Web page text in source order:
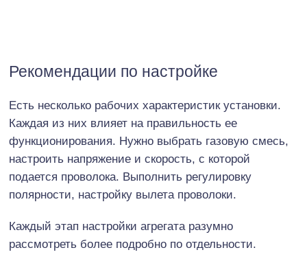
Рекомендации по настройке
Есть несколько рабочих характеристик установки.
Каждая из них влияет на правильность ее
функционирования. Нужно выбрать газовую смесь,
настроить напряжение и скорость, с которой
подается проволока. Выполнить регулировку
полярности, настройку вылета проволоки.
Каждый этап настройки агрегата разумно
рассмотреть более подробно по отдельности.